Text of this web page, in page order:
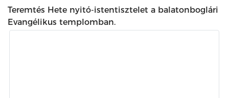
Teremtés Hete nyitó-istentisztelet a balatonboglári
Evangélikus templomban.